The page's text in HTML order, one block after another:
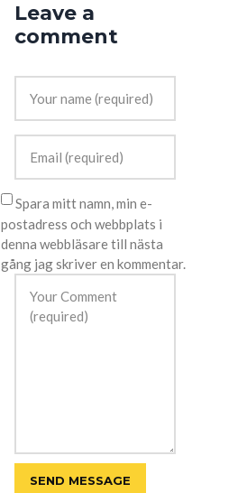
Leave a
comment
Spara mitt namn, min e-
postadress och webbplats i
denna webbläsare till nästa
gång jag skriver en kommentar.